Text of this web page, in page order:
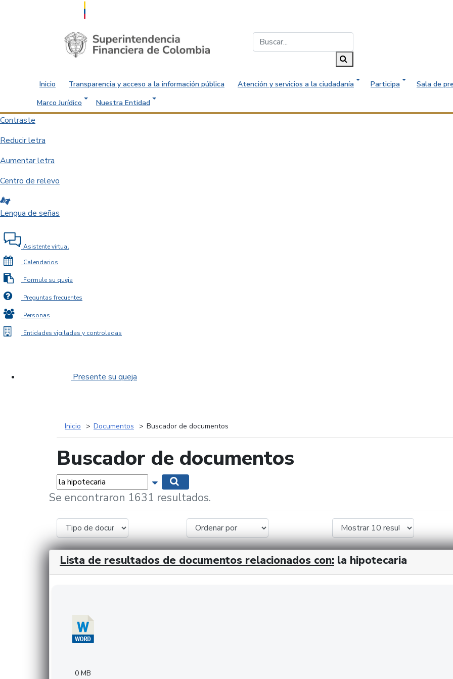
Saltar al contenido principal
Inicio Transparencia y acceso a la información pública Atención y servicios a la ciudadanía Participa
Sala de
Marco Jurídico
Nuestra Entidad
Contraste
Reducir letra
Aumentar letra
Centro de relevo
Lengua de señas
Asistente virtual
Calendarios
Formule su queja
Preguntas frecuentes
Personas
Entidades vigiladas y controladas
Presente su queja
Inicio Documentos Buscador de documentos
Buscador de documentos
Palabras... Mostrar opciones de búsqueda
Se encontraron 1631 resultados.
Lista de resultados de documentos relacionados con: la hipotecaria
0 MB